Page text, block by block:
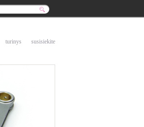
susisiekite
turinys